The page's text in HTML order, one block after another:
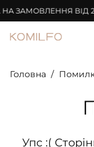
ВІД
Головна
Упс :(